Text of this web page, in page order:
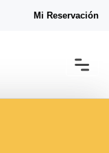
Mi Reservación